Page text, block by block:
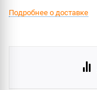
Подробнее о доставке